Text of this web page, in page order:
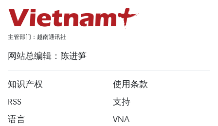
主管部门：越南通讯社
网站总编辑：陈进笋
知识产权
使用条款
RSS
支持
语言
VNA